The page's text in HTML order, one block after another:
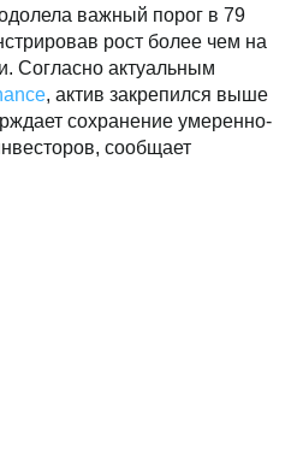
важный порог в 79
рост более чем на
Согласно актуальным
, актив закрепился выше
сохранение умеренно-
сообщает